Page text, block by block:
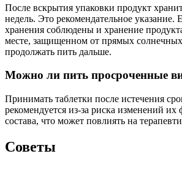
После вскрытия упаковки продукт
недель. Это рекомендательное указание.
хранения соблюдены и хранение
месте, защищенном от прямых
продолжать пить дальше.
Можно ли пить просроченные
Принимать таблетки после истечения
рекомендуется из-за риска изменений их
состава, что может повлиять на
Советы